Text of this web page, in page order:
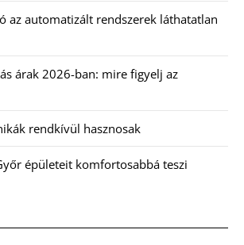
az automatizált rendszerek láthatatlan
árak 2026-ban: mire figyelj az
rendkívül hasznosak
épületeit komfortosabbá teszi